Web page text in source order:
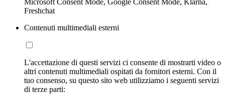
Freshchat
Contenuti multimediali esterni
L'accettazione di questi servizi ci consente di mostrarti video o
altri contenuti multimediali ospitati da fornitori esterni. Con il
tuo consenso, su questo sito web utilizziamo i seguenti servizi
di terze parti: